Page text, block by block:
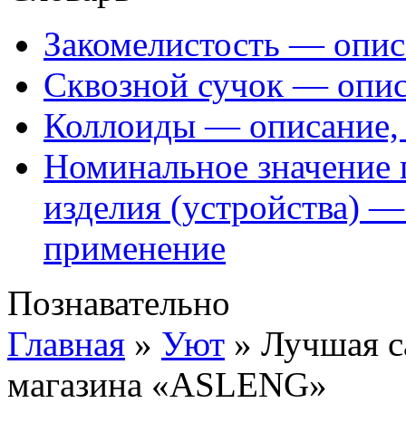
Закомелистость —
Сквозной сучок —
Коллоиды — описание,
Номинальное значение
изделия (устройства)
применение
Познавательно
Главная » Уют » Лучшая
магазина «ASLENG»